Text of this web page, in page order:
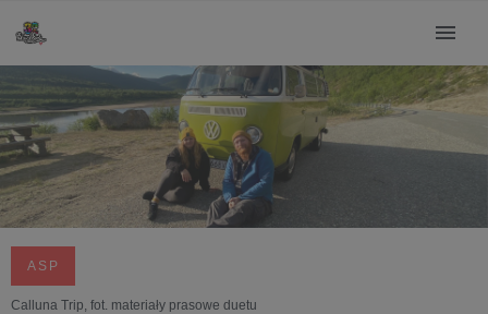
ASP
Calluna Trip, fot. materiały prasowe duetu